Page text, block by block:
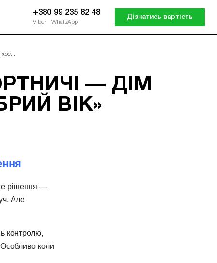
+380 99 235 82 48
Viber WhatsApp
Дізнатись вартість
хос...
— ДІМ
ВІК»
рішення —
Але
контролю,
Особливо коли